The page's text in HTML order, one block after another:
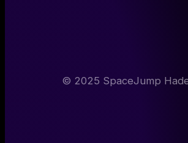
© 2025 SpaceJump